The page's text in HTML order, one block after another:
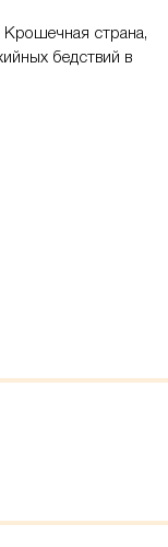
Крошечная страна,
бедствий в